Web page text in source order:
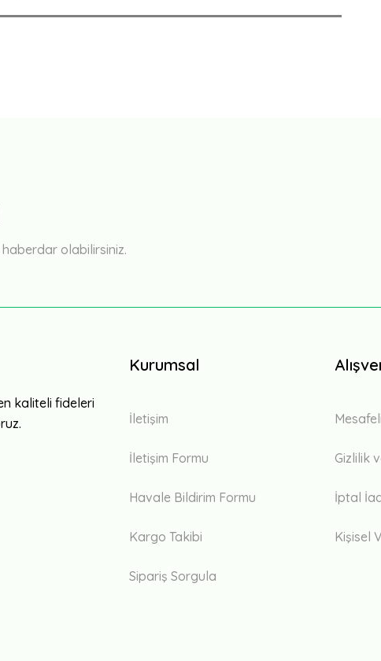
haberdar olabilirsiniz.
kaliteli fideleri
Kurumsal
İletişim
İletişim Formu
Havale Bildirim Formu
Kargo Takibi
Sipariş Sorgula
Gizlilik
İptal
Kişisel